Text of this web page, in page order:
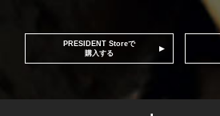
PRESIDENT Storeで
購入する